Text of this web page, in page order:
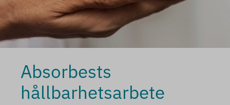
Absorbests
hållbarhetsarbete